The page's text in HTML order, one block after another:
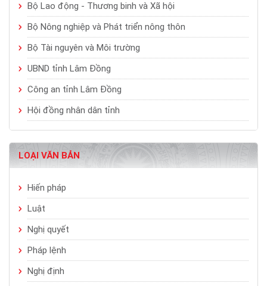
Bộ Lao động - Thương binh và Xã hội
Bộ Nông nghiệp và Phát triển nông thôn
Bộ Tài nguyên và Môi trường
UBND tỉnh Lâm Đồng
Công an tỉnh Lâm Đồng
Hội đồng nhân dân tỉnh
LOẠI VĂN BẢN
Hiến pháp
Luật
Nghị quyết
Pháp lệnh
Nghị định